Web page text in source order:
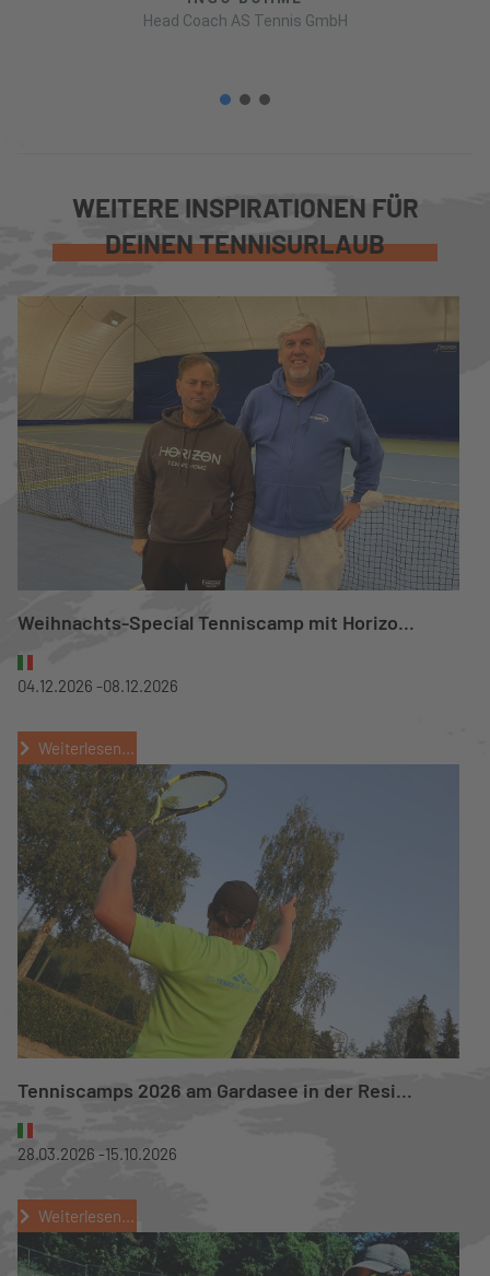
Head Coach AS Tennis GmbH
WEITERE INSPIRATIONEN FÜR
DEINEN TENNISURLAUB
Weihnachts-Special Tenniscamp mit Horizo...
04.12.2026 -08.12.2026
Weiterlesen...
Tenniscamps 2026 am Gardasee in der Resi...
28.03.2026 -15.10.2026
Weiterlesen...